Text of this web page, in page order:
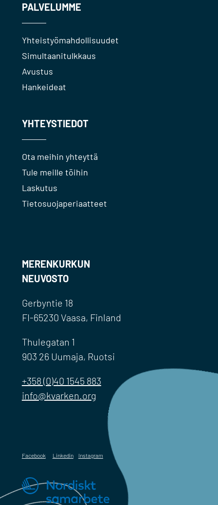
PALVELUMME
Yhteistyömahdollisuudet
Simultaanitulkkaus
Avustus
Hankeideat
YHTEYSTIEDOT
Ota meihin yhteyttä
Tule meille töihin
Laskutus
Tietosuojaperiaatteet
MERENKURKUN
NEUVOSTO
Gerbyntie 18
FI-65230 Vaasa, Finland
Thulegatan 1
903 26 Uumaja, Ruotsi
+358 (0)40 1545 883
info@kvarken.org
Facebook Linkedin Instagram